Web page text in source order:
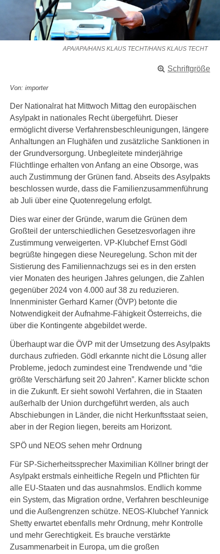
APA/APA/HANS KLAUS TECHT/HANS KLAUS TECHT
Schriftgröße
Von: importer
Der Nationalrat hat Mittwoch Mittag den europäischen
Asylpakt in nationales Recht übergeführt. Dieser
ermöglicht diverse Verfahrensbeschleunigungen, längere
Anhaltungen an Flughäfen und zusätzliche Sanktionen in
der Grundversorgung. Unbegleitete minderjährige
Flüchtlinge erhalten von Anfang an eine Obsorge, was
auch Zustimmung der Grünen fand. Abseits des Asylpakts
beschlossen wurde, dass die Familienzusammenführung
ab Juli über eine Quotenregelung erfolgt.
Dies war einer der Gründe, warum die Grünen dem
Großteil der unterschiedlichen Gesetzesvorlagen ihre
Zustimmung verweigerten. VP-Klubchef Ernst Gödl
begrüßte hingegen diese Neuregelung. Schon mit der
Sistierung des Familiennachzugs sei es in den ersten
vier Monaten des heurigen Jahres gelungen, die Zahlen
gegenüber 2024 von 4.000 auf 38 zu reduzieren.
Innenminister Gerhard Karner (ÖVP) betonte die
Notwendigkeit der Aufnahme-Fähigkeit Österreichs, die
über die Kontingente abgebildet werde.
Überhaupt war die ÖVP mit der Umsetzung des Asylpakts
durchaus zufrieden. Gödl erkannte nicht die Lösung aller
Probleme, jedoch zumindest eine Trendwende und “die
größte Verschärfung seit 20 Jahren”. Karner blickte schon
in die Zukunft. Er sieht sowohl Verfahren, die in Staaten
außerhalb der Union durchgeführt werden, als auch
Abschiebungen in Länder, die nicht Herkunftsstaat seien,
aber in der Region liegen, bereits am Horizont.
SPÖ und NEOS sehen mehr Ordnung
Für SP-Sicherheitssprecher Maximilian Köllner bringt der
Asylpakt erstmals einheitliche Regeln und Pflichten für
alle EU-Staaten und das ausnahmslos. Endlich komme
ein System, das Migration ordne, Verfahren beschleunige
und die Außengrenzen schütze. NEOS-Klubchef Yannick
Shetty erwartet ebenfalls mehr Ordnung, mehr Kontrolle
und mehr Gerechtigkeit. Es brauche verstärkte
Zusammenarbeit in Europa, um die großen